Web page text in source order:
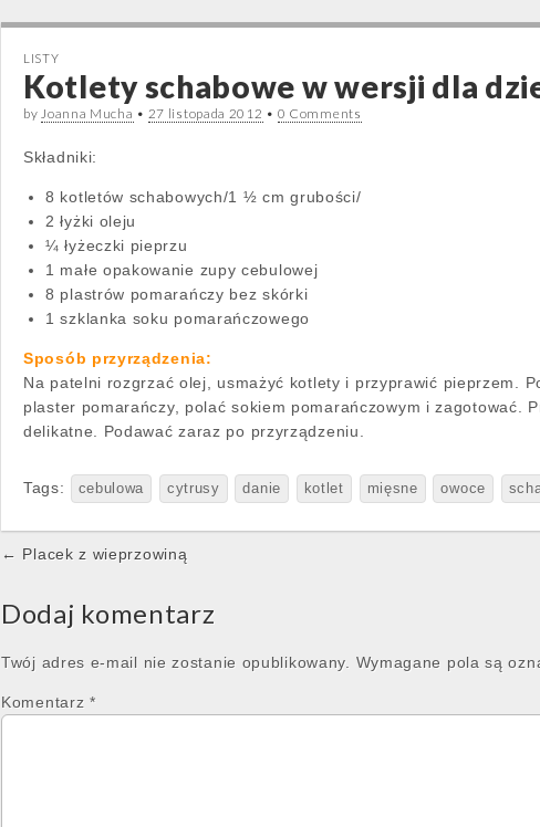
LISTY
Kotlety schabowe w wersji dla
byJoanna Mucha • 27 listopada 2012 • 0 Comments
Składniki:
8 kotletów schabowych/1 ½ cm grubości/
2 łyżki oleju
¼ łyżeczki pieprzu
1 małe opakowanie zupy cebulowej
8 plastrów pomarańczy bez skórki
1 szklanka soku pomarańczowego
Sposób przyrządzenia:
Na patelni rozgrzać olej, usmażyć kotlety i przyprawić pieprzem.
plaster pomarańczy, polać sokiem pomarańczowym i
delikatne. Podawać zaraz po przyrządzeniu.
Tags: cebulowa cytrusy danie kotlet mięsne owoce
Post
← Placek z wieprzowiną
Dodaj komentarz
Twój adres e-mail nie zostanie opublikowany. Wymagane pola są
Komentarz *